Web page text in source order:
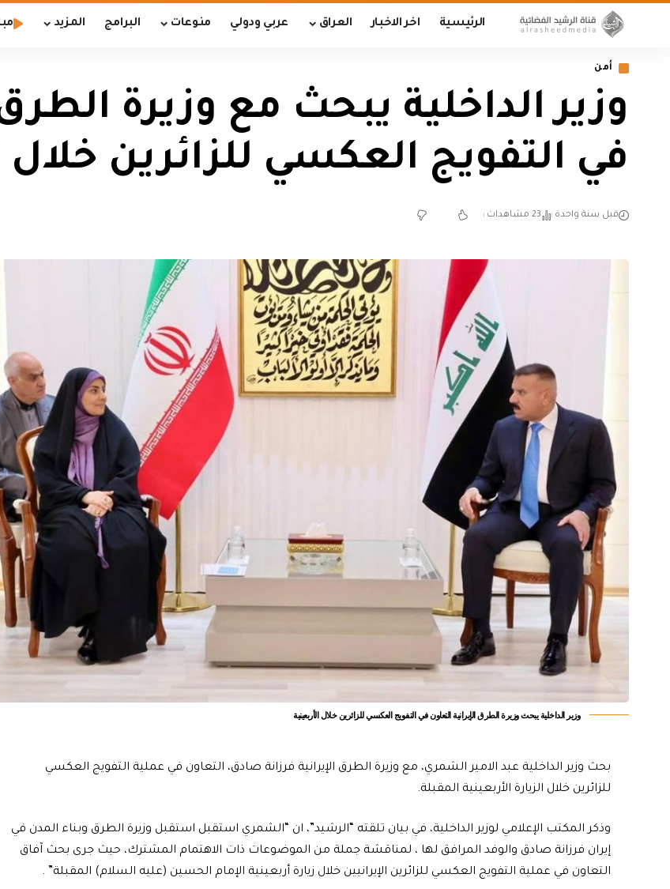
الرئيسية اخر الاخبار العراق عربي ودولي منوعات البرامج المزيد
أمن
وزير الداخلية يبحث مع وزيرة الطرق
في التفويج العكسي للزائرين خلال
قبل سنة واحدة 23 مشاهدات
وزير الداخلية يبحث وزيرة الطرق الإيرانية التعاون في التفويج العكسي للزائرين خلال الأربعينية
بحث وزير الداخلية عبد الامير الشمري، مع وزيرة الطرق الإيرانية فرزانة صادق، التعاون في عملية التفويج العكسي
للزائرين خلال الزيارة الأربعينية المقبلة.
وذكر المكتب الإعلامي لوزير الداخلية، في بيان تلقته “الرشيد”، ان “الشمري استقبل استقبل وزيرة الطرق وبناء المدن في
إيران فرزانة صادق والوفد المرافق لها ، لمناقشة جملة من الموضوعات ذات الاهتمام المشترك، حيث جرى بحث آفاق
التعاون في عملية التفويج العكسي للزائرين الإيرانيين خلال زيارة أربعينية الإمام الحسين (عليه السلام) المقبلة” .